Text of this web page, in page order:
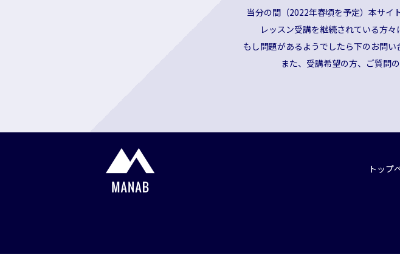
当分の間（2022年春頃を予定）本サイ
レッスン受講を継続されている方々
もし問題があるようでしたら下のお問い
また、受講希望の方、ご質問
トップ